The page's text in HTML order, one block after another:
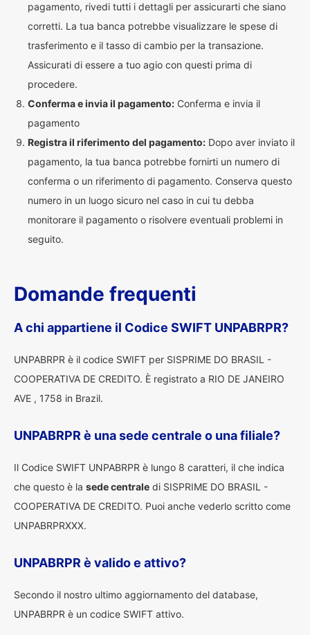
pagamento, rivedi tutti i dettagli per assicurarti che siano
corretti. La tua banca potrebbe visualizzare le spese di
trasferimento e il tasso di cambio per la transazione.
Assicurati di essere a tuo agio con questi prima di
procedere.
Conferma e invia il pagamento: Conferma e invia il
pagamento
Registra il riferimento del pagamento: Dopo aver inviato il
pagamento, la tua banca potrebbe fornirti un numero di
conferma o un riferimento di pagamento. Conserva questo
numero in un luogo sicuro nel caso in cui tu debba
monitorare il pagamento o risolvere eventuali problemi in
seguito.
Domande frequenti
A chi appartiene il Codice SWIFT UNPABRPR?
UNPABRPR è il codice SWIFT per SISPRIME DO BRASIL -
COOPERATIVA DE CREDITO. È registrato a RIO DE JANEIRO
AVE , 1758 in Brazil.
UNPABRPR è una sede centrale o una filiale?
Il Codice SWIFT UNPABRPR è lungo 8 caratteri, il che indica
che questo è la sede centrale di SISPRIME DO BRASIL -
COOPERATIVA DE CREDITO. Puoi anche vederlo scritto come
UNPABRPRXXX.
UNPABRPR è valido e attivo?
Secondo il nostro ultimo aggiornamento del database,
UNPABRPR è un codice SWIFT attivo.